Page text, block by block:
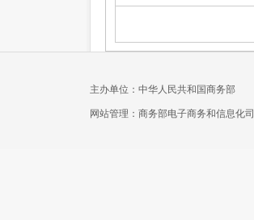
主办单位：中华人民共和国商务部
网站管理：商务部电子商务和信息化司